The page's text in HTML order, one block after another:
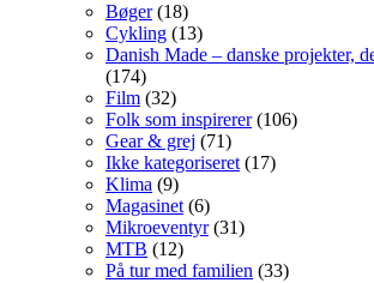
Bøger(18)
Cykling (13)
Danish Made – danske projekter,
(174)
Film (32)
Folk som inspirerer(106)
Gear & grej (71)
Ikke kategoriseret (17)
Klima (9)
Magasinet (6)
Mikroeventyr(31)
MTB (12)
På tur med familien (33)